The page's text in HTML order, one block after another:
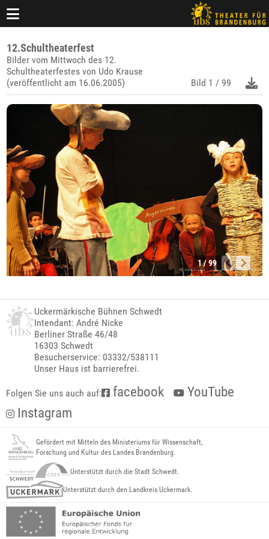
12.Schultheaterfest
Bilder vom Mittwoch des 12.
Schultheaterfestes von Udo Krause
(veröffentlicht am 16.06.2005)
Bild 1 / 99
1 / 99
Uckermärkische Bühnen Schwedt
Intendant: André Nicke
Berliner Straße 46/48
16303 Schwedt
Besucherservice: 03332/538111
Unser Haus ist barrierefrei.
Folgen Sie uns auch auf: facebook
YouTube
Instagram
Gefördert mit Mitteln des Ministeriums für Wissenschaft,
Forschung und Kultur des Landes Brandenburg.
Unterstützt durch die Stadt Schwedt.
Unterstützt durch den Landkreis Uckermark.